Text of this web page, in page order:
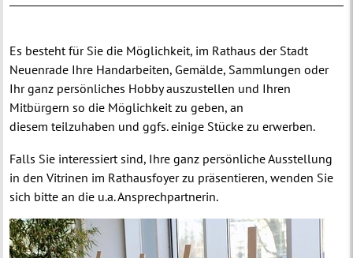
Es besteht für Sie die Möglichkeit, im Rathaus der Stadt
Neuenrade Ihre Handarbeiten, Gemälde, Sammlungen oder
Ihr ganz persönliches Hobby auszustellen und Ihren
Mitbürgern so die Möglichkeit zu geben, an
diesem teilzuhaben und ggfs. einige Stücke zu erwerben.
Falls Sie interessiert sind, Ihre ganz persönliche Ausstellung
in den Vitrinen im Rathausfoyer zu präsentieren, wenden Sie
sich bitte an die u.a. Ansprechpartnerin.